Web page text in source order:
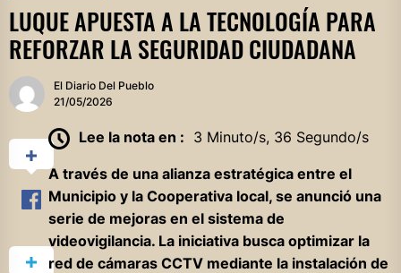
LUQUE APUESTA A LA TECNOLOGÍA PARA
REFORZAR LA SEGURIDAD CIUDADANA
El Diario Del Pueblo
21/05/2026
Lee la nota en : 3 Minuto/s, 36 Segundo/s
A través de una alianza estratégica entre el
Municipio y la Cooperativa local, se anunció una
serie de mejoras en el sistema de
videovigilancia. La iniciativa busca optimizar la
red de cámaras CCTV mediante la instalación de